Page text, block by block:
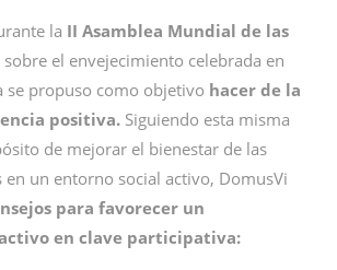
la II Asamblea Mundial de las
sobre el envejecimiento celebrada en
se propuso como objetivo hacer de la
positiva. Siguiendo esta misma
de mejorar el bienestar de las
en un entorno social activo, DomusVi
para favorecer un
en clave participativa: